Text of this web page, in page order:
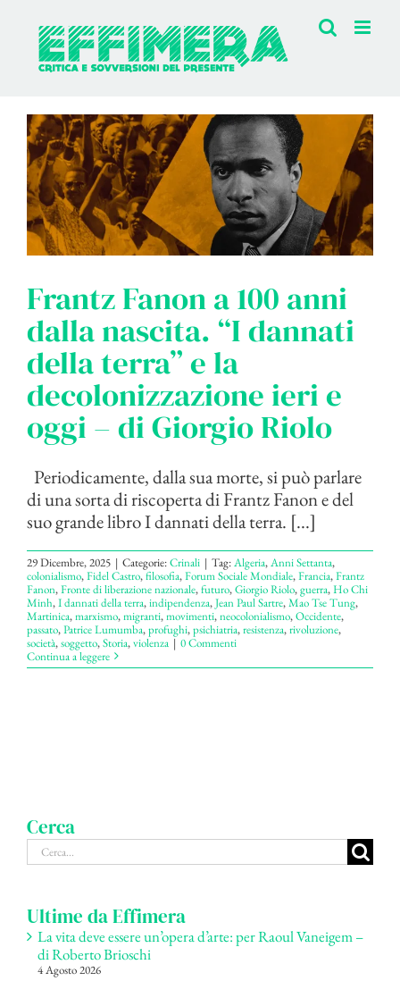
contenuto
Frantz Fanon a 100 anni
dalla nascita. “I dannati
della terra” e la
decolonizzazione ieri e
oggi – di Giorgio Riolo
Periodicamente, dalla sua morte, si può parlare
di una sorta di riscoperta di Frantz Fanon e del
suo grande libro I dannati della terra. [...]
29 Dicembre, 2025 | Categorie:Crinali | Tag:Algeria,Anni Settanta,
colonialismo,Fidel Castro,filosofia,Forum Sociale Mondiale,Francia,Frantz
Fanon,Fronte di liberazione nazionale,futuro,Giorgio Riolo,guerra,Ho Chi
Minh,I dannati della terra,indipendenza,Jean Paul Sartre,Mao Tse Tung,
Martinica,marxismo,migranti,movimenti,neocolonialismo,Occidente,
passato,Patrice Lumumba,profughi,psichiatria,resistenza,rivoluzione,
società,soggetto,Storia,violenza | 0 Commenti
Continua a leggere
Cerca
Cerca
per:
Ultime da Effimera
La vita deve essere un’opera d’arte: per Raoul Vaneigem –
di Roberto Brioschi
4 Agosto 2026